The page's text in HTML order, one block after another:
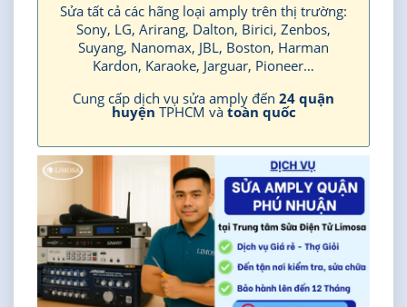
Sửa tất cả các hãng loại amply trên thị trường:
Sony, LG, Arirang, Dalton, Birici, Zenbos,
Suyang, Nanomax, JBL, Boston, Harman
Kardon, Karaoke, Jarguar, Pioneer…
Cung cấp dịch vụ sửa amply đến 24 quận
huyện TPHCM và toàn quốc